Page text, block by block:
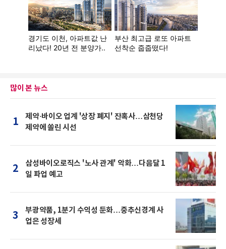
많이 본 뉴스
1
제약·바이오 업계 '상장 폐지' 잔혹사…삼천당
제약에 쏠린 시선
2
삼성바이오로직스 '노사 관계' 악화…다음달 1
일 파업 예고
3
부광약품, 1분기 수익성 둔화…중추신경계 사
업은 성장세